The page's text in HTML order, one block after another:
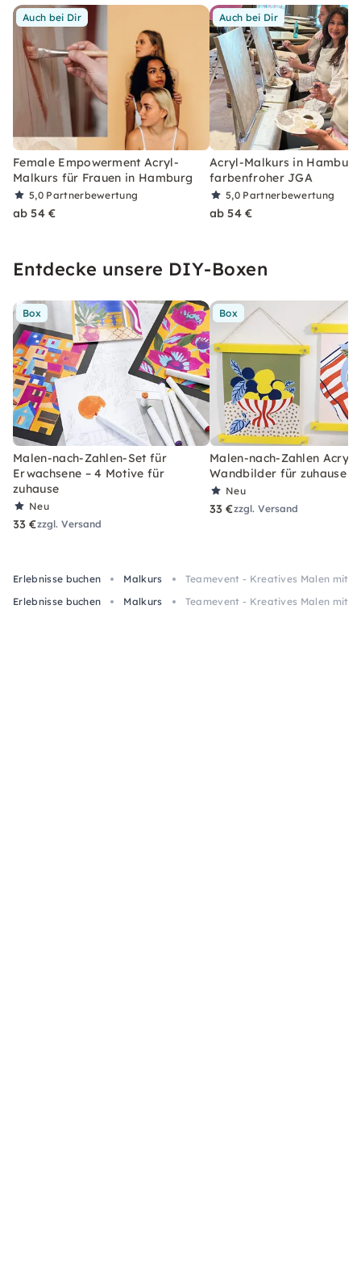
Auch bei Dir
Female Empowerment Acryl-
Malkurs für Frauen in Hamburg
5,0 Partnerbewertung
ab 54 €
Auch bei Dir
Acryl-Malkurs in
farbenfroher JGA
5,0 Partnerbewertung
ab 54 €
Entdecke unsere DIY-Boxen
Box
Malen-nach-Zahlen-Set für
Erwachsene – 4 Motive für
zuhause
Neu
33 €zzgl. Versand
Box
Malen-nach-Zahlen Acryl-
Wandbilder für zuhause
Neu
33 €zzgl. Versand
Erlebnisse buchen Malkurs
Teamevent - Kreatives Malen mit
Erlebnisse buchen
Malkurs Teamevent - Kreatives Malen mit